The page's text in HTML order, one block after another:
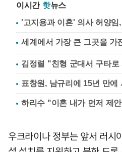
이시간 핫뉴스
'고지용과 이혼' 의사 허양임
김정렬 "친형 군대서 구타
표창원, 남규리에 15년 만
하리수 "이혼 내가 먼저 제
우크라이나 정부는 앞서 러시